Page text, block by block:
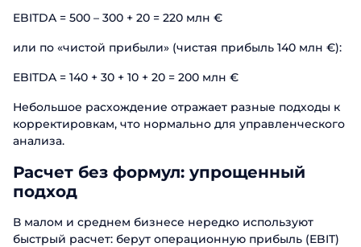
EBITDA = 500 – 300 + 20 = 220 млн €
или по «чистой прибыли» (чистая прибыль 140 млн €):
EBITDA = 140 + 30 + 10 + 20 = 200 млн €
Небольшое расхождение отражает разные подходы к
корректировкам, что нормально для управленческого
анализа.
Расчет без формул: упрощенный
подход
В малом и среднем бизнесе нередко используют
быстрый расчет: берут операционную прибыль (EBIT)